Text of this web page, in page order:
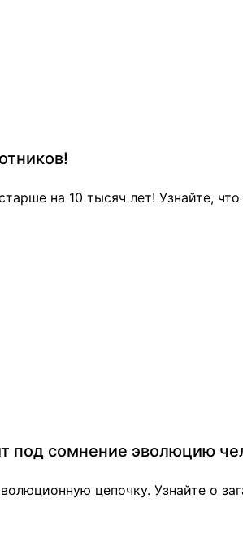
на 10 тысяч лет! Узнайте,
под сомнение эволюцию
цепочку. Узнайте о